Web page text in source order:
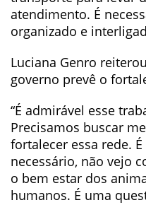
atendimento. É
organizado e
Luciana Genro
governo prevê o
“É admirável esse
Precisamos buscar
fortalecer essa rede.
necessário, não vejo
o bem estar dos
humanos. É uma